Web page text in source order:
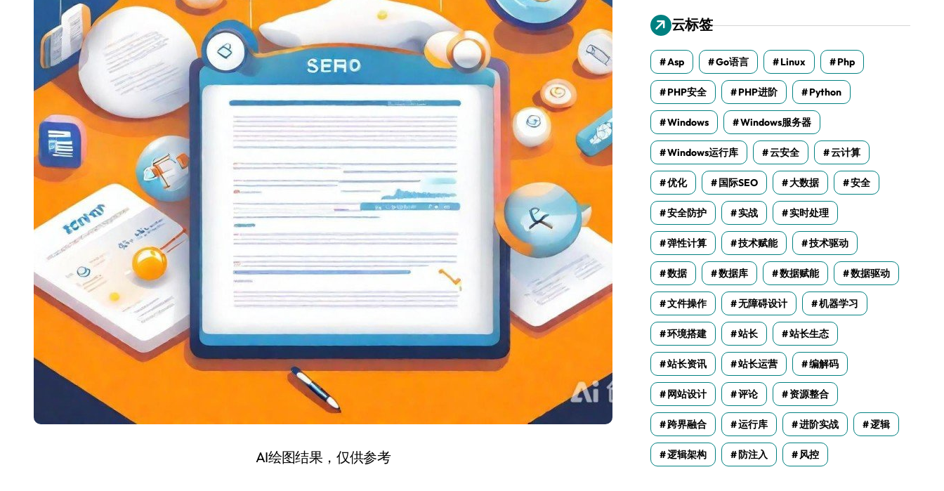
AI绘图结果，仅供参考
云标签
Asp Go语言 Linux Php
PHP安全 PHP进阶 Python
Windows Windows服务器
Windows运行库 云安全 云计算
优化 国际SEO 大数据 安全
安全防护 实战 实时处理
弹性计算 技术赋能 技术驱动
数据 数据库 数据赋能 数据驱动
文件操作 无障碍设计 机器学习
环境搭建 站长 站长生态
站长资讯 站长运营 编解码
网站设计 评论 资源整合
跨界融合 运行库 进阶实战 逻辑
逻辑架构 防注入 风控